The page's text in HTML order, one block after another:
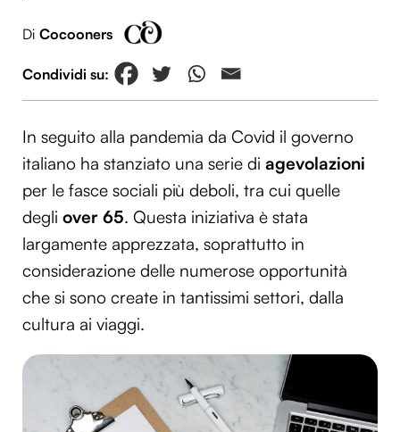
Di Cocooners
In seguito alla pandemia da Covid il governo
italiano ha stanziato una serie di agevolazioni
per le fasce sociali più deboli, tra cui quelle
degli over 65. Questa iniziativa è stata
largamente apprezzata, soprattutto in
considerazione delle numerose opportunità
che si sono create in tantissimi settori, dalla
cultura ai viaggi.